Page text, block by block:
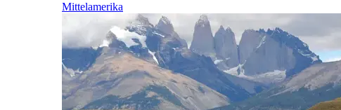
Mittelamerika